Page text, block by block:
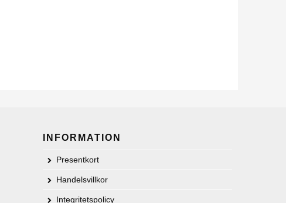
INFORMATION
Presentkort
Handelsvillkor
Integritetspolicy